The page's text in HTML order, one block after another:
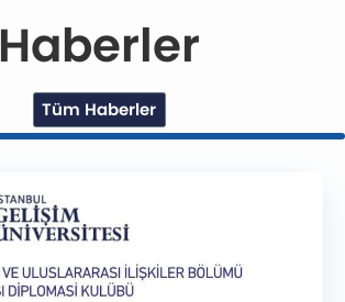
Haberler
Tüm Haberler